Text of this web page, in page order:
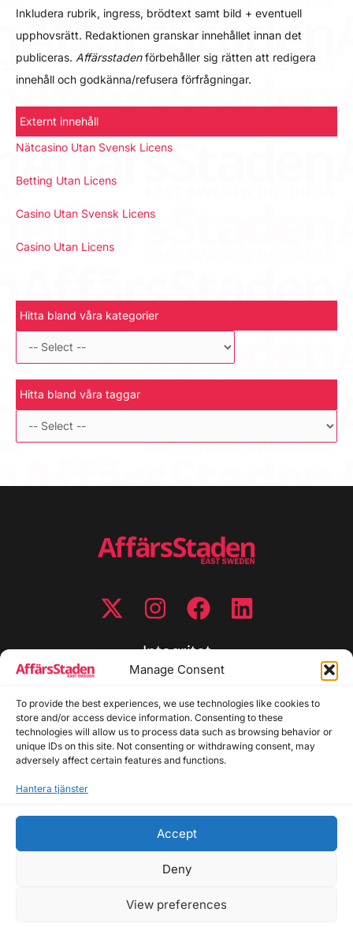
Manage Consent
To provide the best experiences, we use technologies like cookies to
store and/or access device information. Consenting to these
technologies will allow us to process data such as browsing behavior or
unique IDs on this site. Not consenting or withdrawing consent, may
adversely affect certain features and functions.
Hantera tjänster
Accept
Deny
View preferences
Inkludera rubrik, ingress, brödtext samt bild + eventuell
upphovsrätt. Redaktionen granskar innehållet innan det
publiceras. Affärsstadenförbehåller sig rätten att redigera
innehåll och godkänna/refusera förfrågningar.
Externt innehåll
Nätcasino Utan Svensk Licens
Betting Utan Licens
Casino Utan Svensk Licens
Casino Utan Licens
Hitta bland våra kategorier
Hitta bland våra taggar
Integritet
Cookiepolicy
Disclaimer
Redaktionell policy
Utgivarinformation
Allmänna frågor: info@affarsstaden.se | Tipsa
annons@affarsstaden.se
© 2026 Affärsstaden.se | 2025 Alla rättigheter